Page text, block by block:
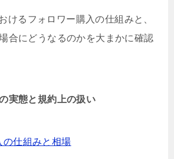
けるフォロワー購入の仕組みと、
合にどうなるのかを大まかに確認
実態と規約上の扱い
の仕組みと相場